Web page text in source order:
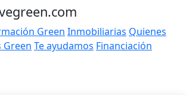
Green Inmobiliarias Quienes
Green Te ayudamos Financiación